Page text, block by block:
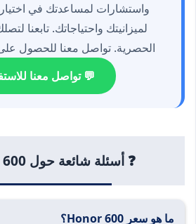
واستشارات لمساعدتك في
لميزانيتك واحتياجاتك. تابعنا
الحصرية. تواصل معنا للحصول
💬 تواصل معنا
❓ أسئلة شائعة حول Honor 600
ما هو سعر Honor 600؟